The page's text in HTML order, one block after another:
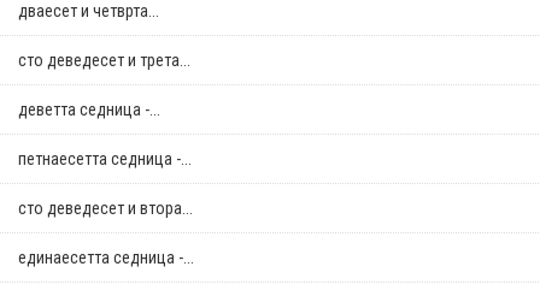
дваесет и четврта...
сто деведесет и трета...
деветта седница -...
петнаесетта седница -...
сто деведесет и втора...
единаесетта седница -...